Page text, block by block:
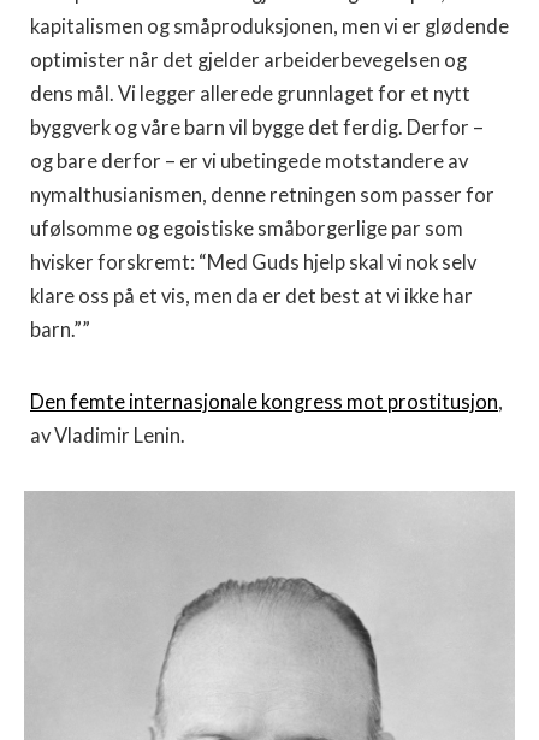
kapitalismen og småproduksjonen, men vi er glødende
optimister når det gjelder arbeiderbevegelsen og
dens mål. Vi legger allerede grunnlaget for et nytt
byggverk og våre barn vil bygge det ferdig. Derfor –
og bare derfor – er vi ubetingede motstandere av
nymalthusianismen, denne retningen som passer for
ufølsomme og egoistiske småborgerlige par som
hvisker forskremt: “Med Guds hjelp skal vi nok selv
klare oss på et vis, men da er det best at vi ikke har
barn.””
Den femte internasjonale kongress mot prostitusjon,
av Vladimir Lenin.